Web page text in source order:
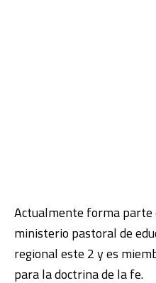
Actualmente forma parte
ministerio pastoral de
regional este 2 y es
para la doctrina de la fe.